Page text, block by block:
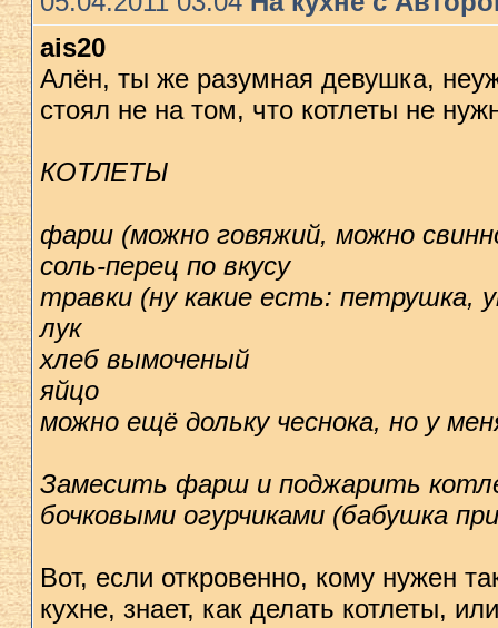
ais20
Алён, ты же разумная девушка,
стоял не на том, что котлеты не
КОТЛЕТЫ
фарш (можно говяжий, можно
соль-перец по вкусу
травки (ну какие есть: петрушка,
лук
хлеб вымоченый
яйцо
можно ещё дольку чеснока, но у
Замесить фарш и поджaрить
бочковыми огурчиками (бабушка
Вот, если откровенно, кому нужен
кухне, знает, как делать котлеты,